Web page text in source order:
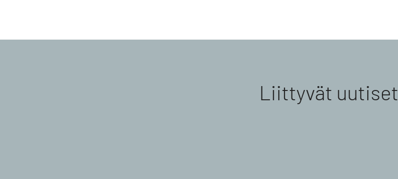
Liittyvät uutiset